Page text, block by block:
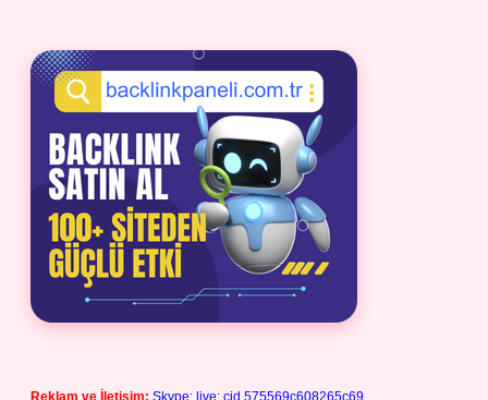
Reklam ve İletişim: Skype: live:.cid.575569c608265c69